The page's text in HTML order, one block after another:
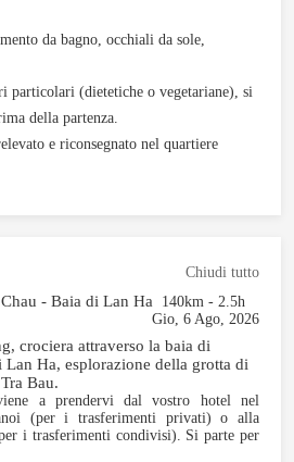
da bagno, occhiali da sole,
particolari (dietetiche o vegetariane), si
della partenza.
e riconsegnato nel quartiere
Chiudi tutto
- Baia di Lan Ha
140km - 2.5h
Gio, 6 Ago, 2026
crociera attraverso la baia di
Ha, esplorazione della grotta di
Bau.
a prendervi dal vostro hotel nel
(per i trasferimenti privati) o alla
i trasferimenti condivisi). Si parte per